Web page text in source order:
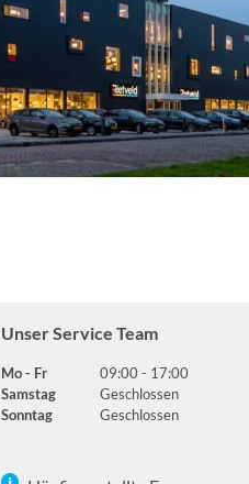
Unser Service Team
Mo - Fr
09:00 - 17:00
Samstag
Geschlossen
Sonntag
Geschlossen